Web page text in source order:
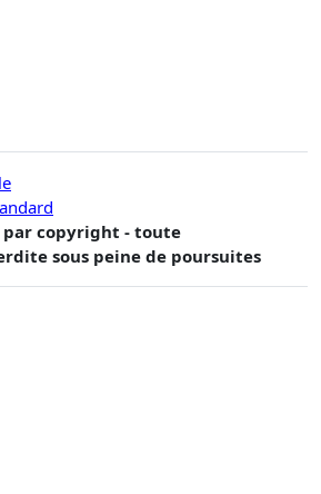
copyright - toute
sous peine de poursuites